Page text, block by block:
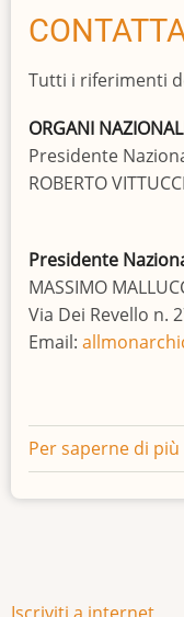
Tutti i riferimenti
ORGANI
Presidente
ROBERTO
Presidente
MASSIMO
Via Dei Revello n.
Email:
Per saperne di più